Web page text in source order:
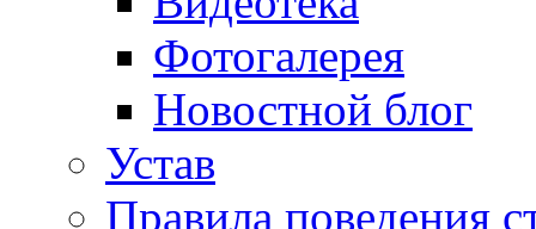
Фотогалерея
Новостной блог
Устав
Правила поведения